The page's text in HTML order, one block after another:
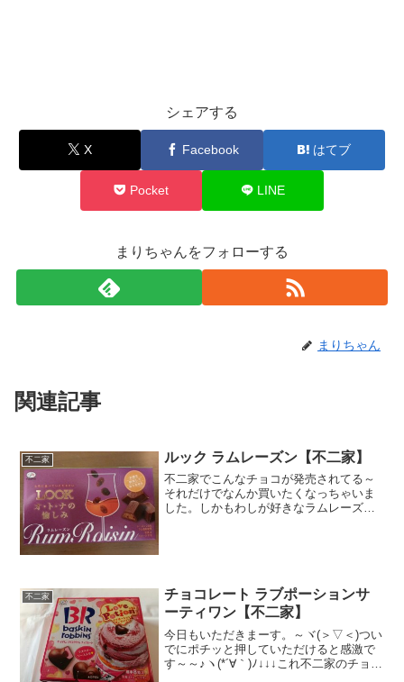
シェアする
X Facebook はてブ
Pocket LINE
まりちゃんをフォローする
まりちゃん
関連記事
不二家 ルック ラムレーズン【不二家】
不二家でこんなチョコが発売されてる～
それだけでなんか買いたくなっちゃいま
した。しかもわしが好きなラムレーズン♪
不二家
チョコレート ラブポーションサ
ーティワン【不二家】
今日もいただきまーす。～ヾ(＞▽＜)つい
でにポチッと押していただけると感激で
す～～♪ヽ(*´∀｀)ﾉ↓↓↓これ不二家のチョコ